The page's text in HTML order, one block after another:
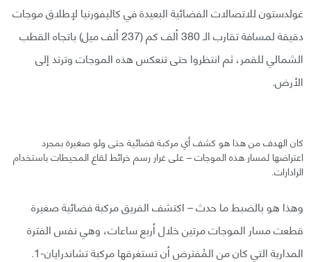
غولدستون للاتصالات الفضائية البعيدة في كاليفورنيا لإطلاق موجات
دقيقة لمسافة تقارب الـ 380 ألف كم (237 ألف ميل) باتجاه القطب
الشمالي للقمر، ثم انتظروا حتى تنعكس هذه الموجات وترتد إلى
الأرض.
كان الهدف من هذا هو كشف أي مركبة فضائية حتى ولو صغيرة بمجرد
اعتراضها لمسار هذه الموجات – على غرار رسم خرائط لقاع المحيطات باستخدام
الرادارات.
وهذا هو بالضبط ما حدث – اكتشف الفريق مركبة فضائية صغيرة
قطعت مسار الموجات مرتين خلال أربع ساعات، وهي نفس الفترة
المدارية التي كان من المُفترض أن تستغرقها مركبة تشاندرايان-1.